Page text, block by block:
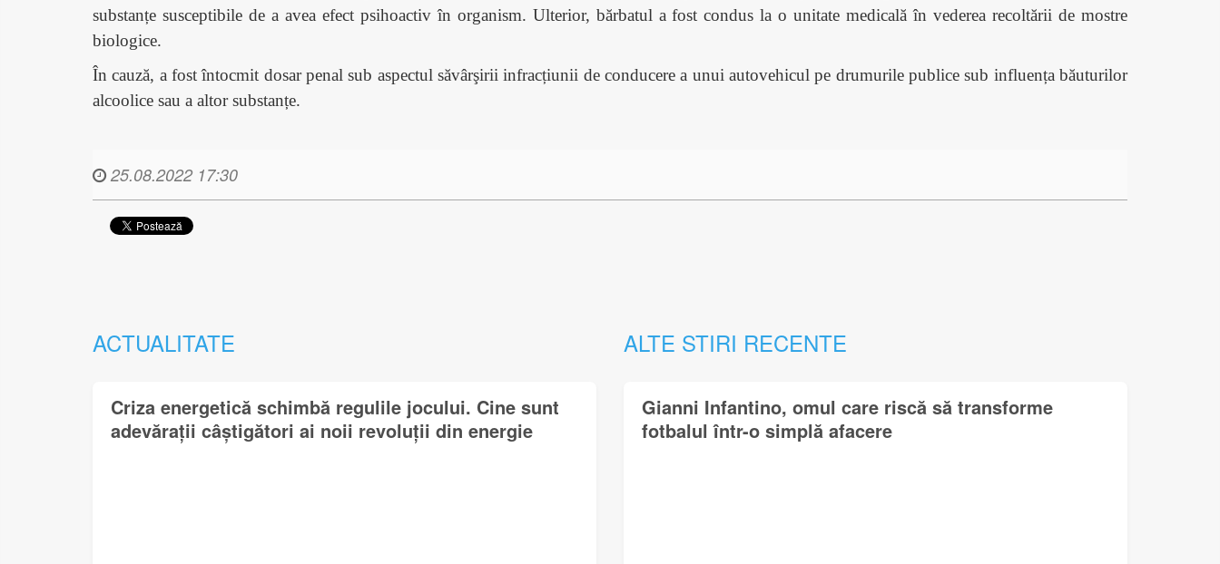
substanțe susceptibile de a avea efect psihoactiv în organism. Ulterior, bărbatul a fost condus la o unitate medicală în vederea recoltării de mostre
biologice.
În cauză, a fost întocmit dosar penal sub aspectul săvârşirii infracțiunii de conducere a unui autovehicul pe drumurile publice sub influența băuturilor
alcoolice sau a altor substanțe.
25.08.2022 17:30
ACTUALITATE
Criza energetică schimbă regulile jocului. Cine sunt
adevărații câștigători ai noii revoluții din energie
ALTE STIRI RECENTE
Gianni Infantino, omul care riscă să transforme
fotbalul într-o simplă afacere